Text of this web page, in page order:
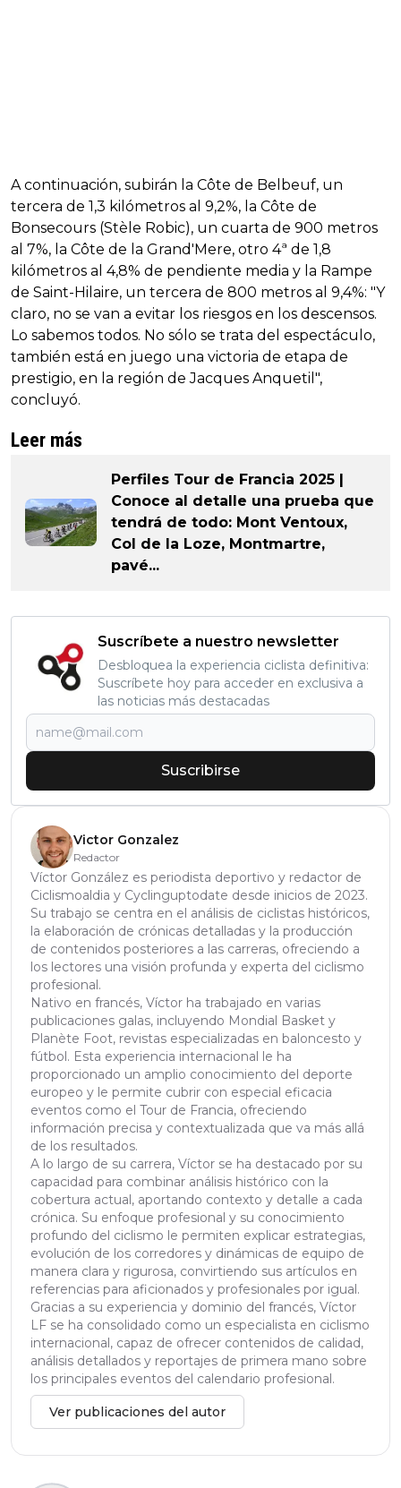
A continuación, subirán la Côte de Belbeuf, un
tercera de 1,3 kilómetros al 9,2%, la Côte de
Bonsecours (Stèle Robic), un cuarta de 900 metros
al 7%, la Côte de la Grand'Mere, otro 4ª de 1,8
kilómetros al 4,8% de pendiente media y la Rampe
de Saint-Hilaire, un tercera de 800 metros al 9,4%: "Y
claro, no se van a evitar los riesgos en los descensos.
Lo sabemos todos. No sólo se trata del espectáculo,
también está en juego una victoria de etapa de
prestigio, en la región de Jacques Anquetil",
concluyó.
Leer más
Perfiles Tour de Francia 2025 |
Conoce al detalle una prueba que
tendrá de todo: Mont Ventoux,
Col de la Loze, Montmartre,
pavé...
Suscríbete a nuestro newsletter
Desbloquea la experiencia ciclista definitiva:
Suscríbete hoy para acceder en exclusiva a
las noticias más destacadas
Suscribirse
Victor Gonzalez
Redactor
Víctor González es periodista deportivo y redactor de
Ciclismoaldia y Cyclinguptodate desde inicios de 2023.
Su trabajo se centra en el análisis de ciclistas históricos,
la elaboración de crónicas detalladas y la producción
de contenidos posteriores a las carreras, ofreciendo a
los lectores una visión profunda y experta del ciclismo
profesional.
Nativo en francés, Víctor ha trabajado en varias
publicaciones galas, incluyendo Mondial Basket y
Planète Foot, revistas especializadas en baloncesto y
fútbol. Esta experiencia internacional le ha
proporcionado un amplio conocimiento del deporte
europeo y le permite cubrir con especial eficacia
eventos como el Tour de Francia, ofreciendo
información precisa y contextualizada que va más allá
de los resultados.
A lo largo de su carrera, Víctor se ha destacado por su
capacidad para combinar análisis histórico con la
cobertura actual, aportando contexto y detalle a cada
crónica. Su enfoque profesional y su conocimiento
profundo del ciclismo le permiten explicar estrategias,
evolución de los corredores y dinámicas de equipo de
manera clara y rigurosa, convirtiendo sus artículos en
referencias para aficionados y profesionales por igual.
Gracias a su experiencia y dominio del francés, Víctor
LF se ha consolidado como un especialista en ciclismo
internacional, capaz de ofrecer contenidos de calidad,
análisis detallados y reportajes de primera mano sobre
los principales eventos del calendario profesional.
Ver publicaciones del autor